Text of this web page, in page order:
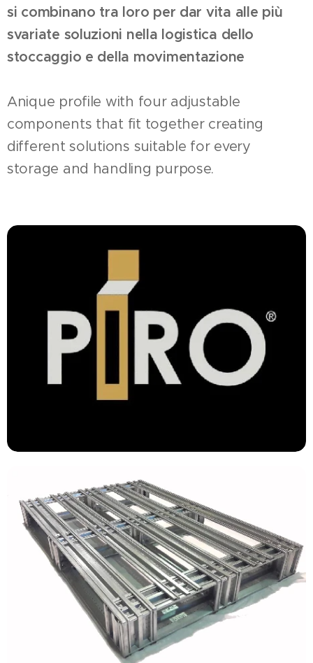
si combinano tra loro per dar vita alle più
svariate soluzioni nella logistica dello
stoccaggio e della movimentazione
Anique profile with four adjustable
components that fit together creating
different solutions suitable for every
storage and handling purpose.